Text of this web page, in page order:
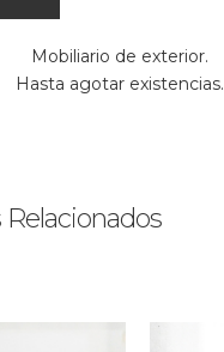
Mobiliario de exterior.
Hasta agotar existencias.